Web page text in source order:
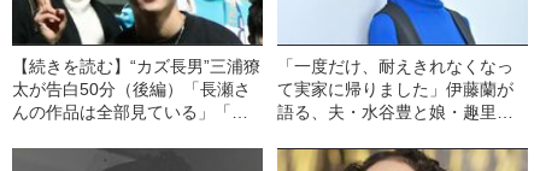
【続きを読む】“カズ長男”三浦獠
太が告白50分（後編）「長瀬さ
んの作品は全部見ている」「家
「一度だけ、耐えきれなくなっ
て実家に帰りました」伊藤蘭が
語る、夫・水谷豊と娘・趣里と